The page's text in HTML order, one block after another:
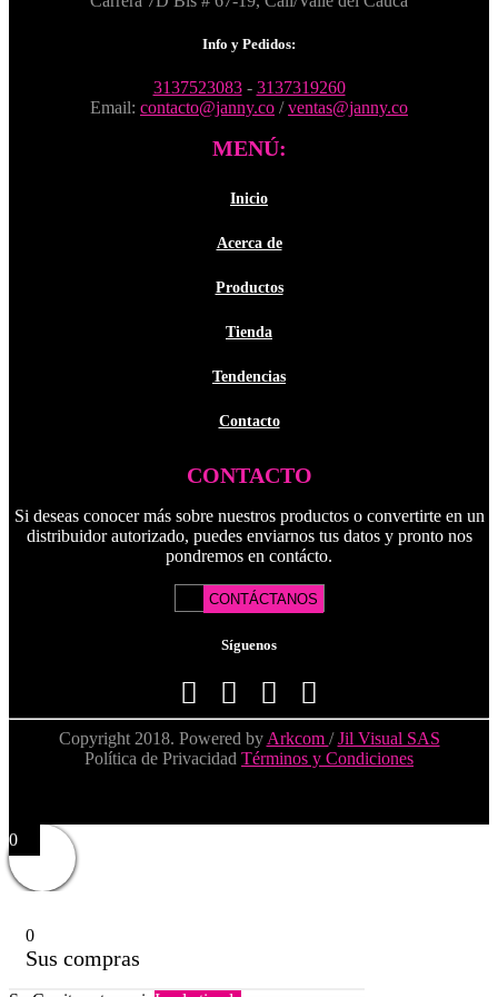
Info y Pedidos:
3137523083- 3137319260
Email: contacto@janny.co /ventas@janny.co
MENÚ:
Inicio
Acerca de
Productos
Tienda
Tendencias
Contacto
CONTACTO
Si deseas conocer más sobre nuestros productos o convertirte en un
distribuidor autorizado, puedes enviarnos tus datos y pronto nos
pondremos en contácto.
CONTÁCTANOS
Síguenos
Copyright 2018. Powered by Arkcom /Jil Visual SAS
Política de Privacidad Términos y Condiciones
0
0
Sus compras